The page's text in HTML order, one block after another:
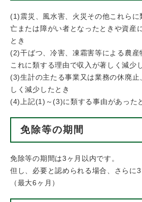
(1)震災、風水害、火災その他これら
亡または障がい者となったときや資産
とき
(2)干ばつ、冷害、凍霜害等による農
これに類する理由で収入が著しく減少
(3)生計の主たる事業又は業務の休廃
しく減少したとき
(4)上記(1)～(3)に類する事由があった
免除等の期間
免除等の期間は3ヶ月以内です。
但し、必要と認められる場合、さらに3
（最大6ヶ月）